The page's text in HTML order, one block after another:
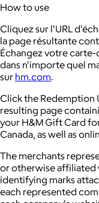
How to use
Cliquez sur l'URL
la page résultante
Échangez votre
dans n'importe quel
sur hm.com.
Click the Redemption
resulting page
your H&M Gift Card
Canada, as well as
The merchants
or otherwise affiliated
identifying marks
each represented